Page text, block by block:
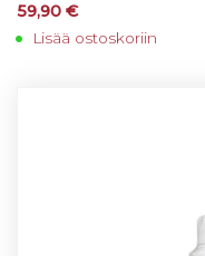
59,90 €
Lisää ostoskoriin